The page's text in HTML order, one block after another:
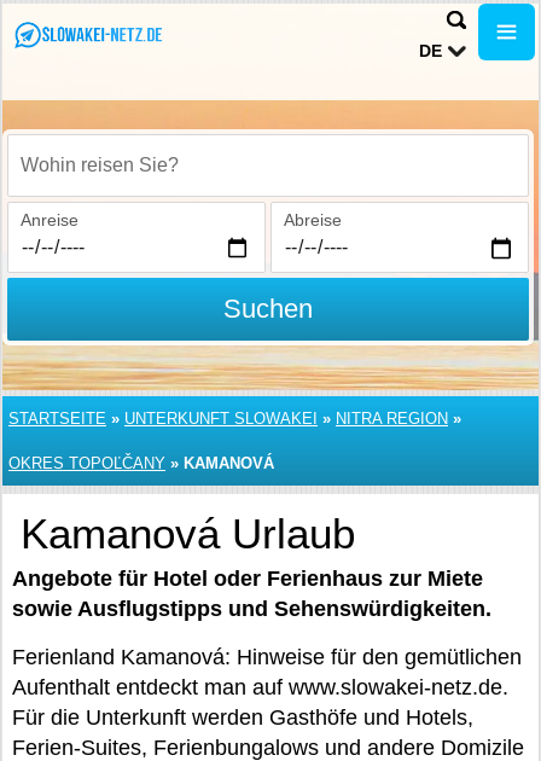
DE
Wohin reisen Sie?
Anreise Abreise
Suchen
STARTSEITE » UNTERKUNFT SLOWAKEI » NITRA REGION »
OKRES TOPOĽČANY » KAMANOVÁ
Kamanová Urlaub
Angebote für Hotel oder Ferienhaus zur Miete
sowie Ausflugstipps und Sehenswürdigkeiten.
Ferienland Kamanová: Hinweise für den gemütlichen
Aufenthalt entdeckt man auf www.slowakei-netz.de.
Für die Unterkunft werden Gasthöfe und Hotels,
Ferien-Suites, Ferienbungalows und andere Domizile